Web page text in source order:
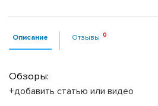
Описание Отзывы
Обзоры:
+добавить статью или видео